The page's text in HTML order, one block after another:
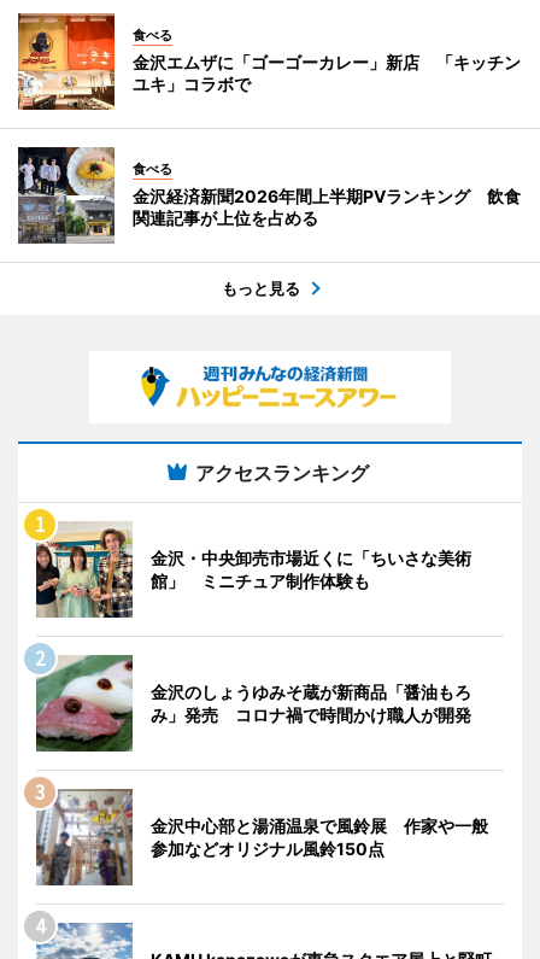
食べる
金沢エムザに「ゴーゴーカレー」新店 「キッチン
ユキ」コラボで
食べる
金沢経済新聞2026年間上半期PVランキング 飲食
関連記事が上位を占める
もっと見る
アクセスランキング
金沢・中央卸売市場近くに「ちいさな美術
館」 ミニチュア制作体験も
金沢のしょうゆみそ蔵が新商品「醤油もろ
み」発売 コロナ禍で時間かけ職人が開発
金沢中心部と湯涌温泉で風鈴展 作家や一般
参加などオリジナル風鈴150点